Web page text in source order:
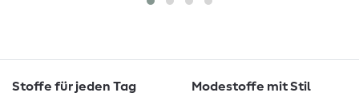
Stoffe für jeden Tag Modestoffe mit Stil